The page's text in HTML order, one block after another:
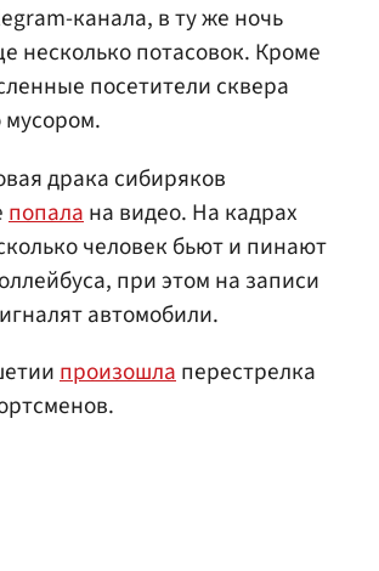
канала, в ту же ночь
несколько потасовок. Кроме
посетители сквера
мусором.
драка сибиряков
попала на видео. На кадрах
человек бьют и пинают
при этом на записи
автомобили.
произошлаперестрелка